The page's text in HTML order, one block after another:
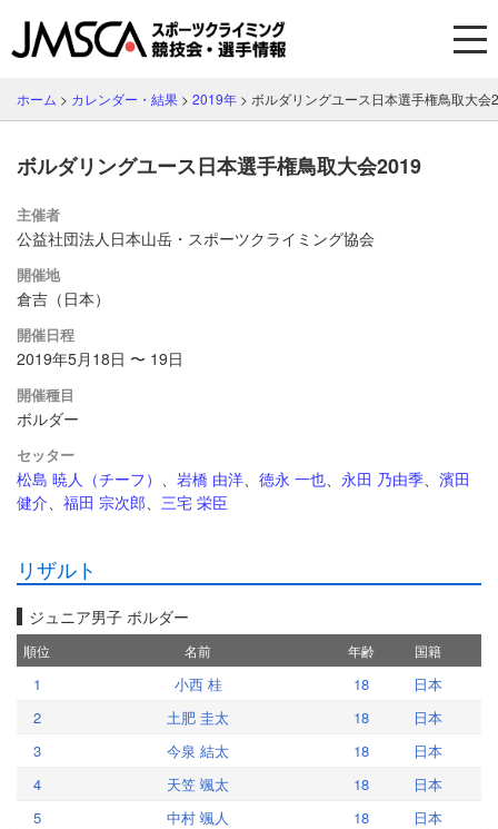
ホーム > カレンダー・結果 > 2019年 > ボルダリングユース日本選手権鳥取大会
ボルダリングユース日本選手権鳥取大会2019
主催者
公益社団法人日本山岳・スポーツクライミング協会
開催地
倉吉（日本）
開催日程
2019年5月18日 〜 19日
開催種目
ボルダー
セッター
松島 暁人（チーフ） 、 岩橋 由洋、 徳永 一也、 永田 乃由季、 濱田
健介、 福田 宗次郎、 三宅 栄臣
リザルト
ジュニア男子 ボルダー
順位 名前 年齢 国籍
1 小西 桂 18
日本
2
土肥 圭太 18
日本
3
今泉 結太 18
日本
4
天笠 颯太 18
日本
5
中村 颯人 18
日本